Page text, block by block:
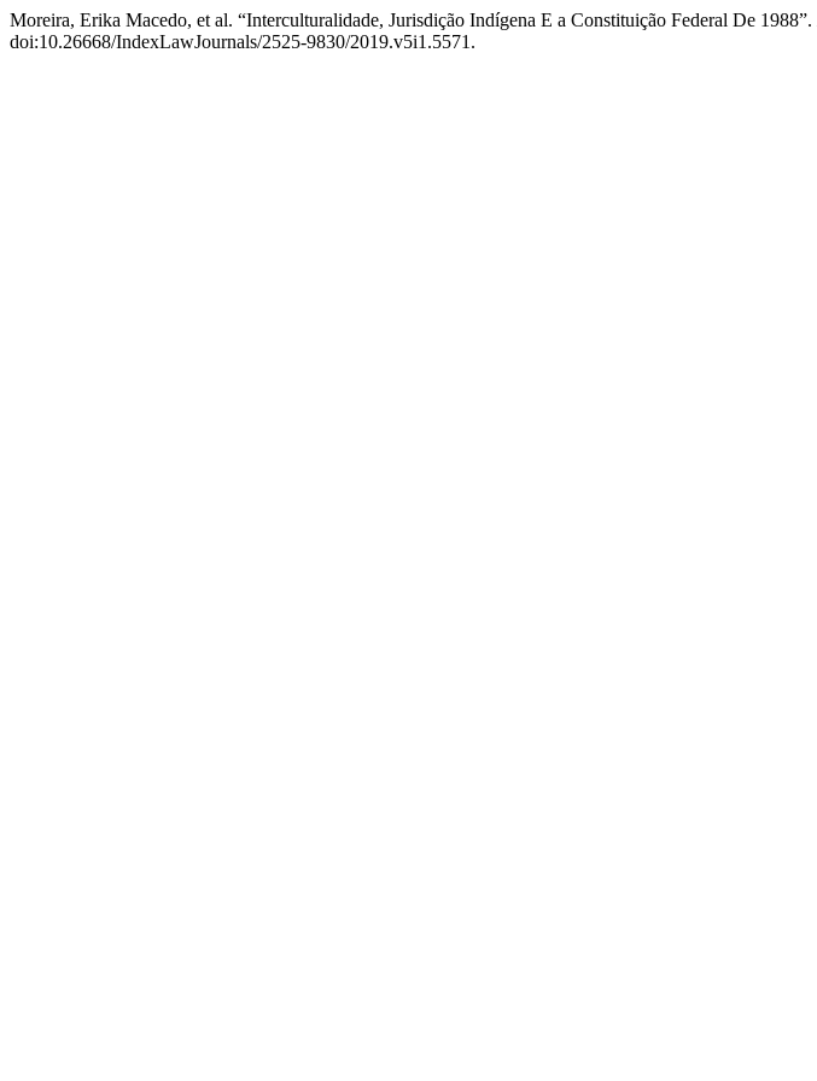
Moreira, Erika Macedo, et al. “Interculturalidade, Jurisdição Indígena E a Constituição Federal De 1988”.
doi:10.26668/IndexLawJournals/2525-9830/2019.v5i1.5571.